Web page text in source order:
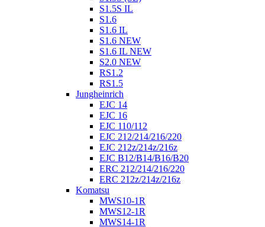
S1.5S IL
S1.6
S1.6 IL
S1.6 NEW
S1.6 IL NEW
S2.0 NEW
RS1.2
RS1.5
Jungheinrich
EJC 14
EJC 16
EJC 110/112
EJC 212/214/216/220
EJC 212z/214z/216z
EJC B12/B14/B16/B20
ERC 212/214/216/220
ERC 212z/214z/216z
Komatsu
MWS10-1R
MWS12-1R
MWS14-1R